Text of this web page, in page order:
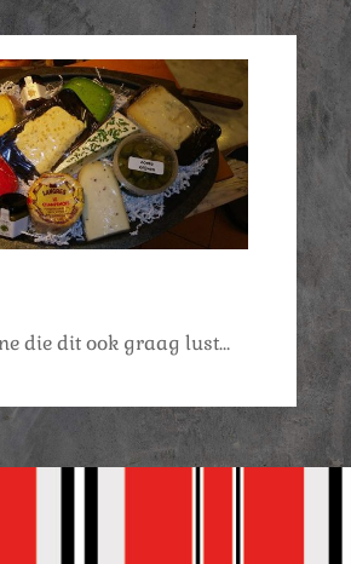
die dit ook graag lust…